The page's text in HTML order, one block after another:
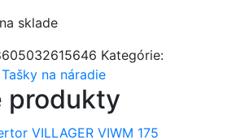
sklade
Kategórie:
Tašky na náradie
produkty